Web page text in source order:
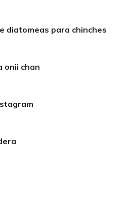
diatomeas para chinches
onii chan